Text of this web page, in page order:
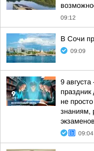
09:12
В Сочи
09:09
9
праздник
не
знаниям,
экзаменов
09:04